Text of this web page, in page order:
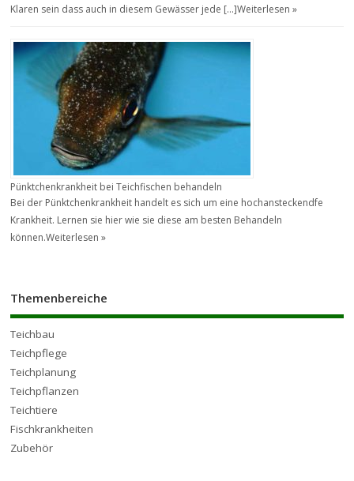
Klaren sein dass auch in diesem Gewässer jede […]Weiterlesen »
Pünktchenkrankheit bei Teichfischen behandeln
Bei der Pünktchenkrankheit handelt es sich um eine hochansteckendfe
Krankheit. Lernen sie hier wie sie diese am besten Behandeln
können.Weiterlesen »
Themenbereiche
Teichbau
Teichpflege
Teichplanung
Teichpflanzen
Teichtiere
Fischkrankheiten
Zubehör